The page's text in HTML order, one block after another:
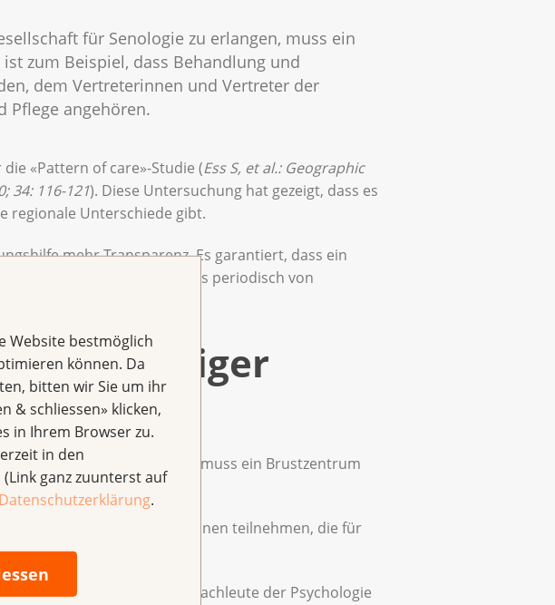
Website bestmöglich
können. Da
bitten wir Sie um ihr
& schliessen» klicken,
in Ihrem Browser zu.
in den
ganz zuunterst auf
Datenschutzerklärung.
für Senologie zu erlangen, muss ein
zum Beispiel, dass Behandlung und
dem Vertreterinnen und Vertreter der
Pflege angehören.
«Pattern of care»-Studie (Ess S, et al.: Geographic
34: 116-121). Diese Untersuchung hat gezeigt, dass es
regionale Unterschiede gibt.
mehr Transparenz. Es garantiert, dass ein
erfüllt, und dass dies periodisch von
eindeutiger
für Senologie
zu erlangen, muss ein Brustzentrum
alle Experten und Expertinnen teilnehmen, die für
und -ärztinnen, sowie Fachleute der Psychologie